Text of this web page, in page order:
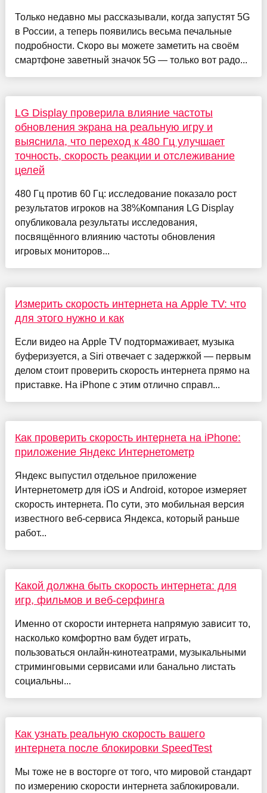
Только недавно мы рассказывали, когда запустят 5G
в России, а теперь появились весьма печальные
подробности. Скоро вы можете заметить на своём
смартфоне заветный значок 5G — только вот радо...
LG Display проверила влияние частоты
обновления экрана на реальную игру и
выяснила, что переход к 480 Гц улучшает
точность, скорость реакции и отслеживание
целей
480 Гц против 60 Гц: исследование показало рост
результатов игроков на 38%Компания LG Display
опубликовала результаты исследования,
посвящённого влиянию частоты обновления
игровых мониторов...
Измерить скорость интернета на Apple TV: что
для этого нужно и как
Если видео на Apple TV подтормаживает, музыка
буферизуется, а Siri отвечает с задержкой — первым
делом стоит проверить скорость интернета прямо на
приставке. На iPhone с этим отлично справл...
Как проверить скорость интернета на iPhone:
приложение Яндекс Интернетометр
Яндекс выпустил отдельное приложение
Интернетометр для iOS и Android, которое измеряет
скорость интернета. По сути, это мобильная версия
известного веб-сервиса Яндекса, который раньше
работ...
Какой должна быть скорость интернета: для
игр, фильмов и веб-серфинга
Именно от скорости интернета напрямую зависит то,
насколько комфортно вам будет играть,
пользоваться онлайн-кинотеатрами, музыкальными
стриминговыми сервисами или банально листать
социальны...
Как узнать реальную скорость вашего
интернета после блокировки SpeedTest
Мы тоже не в восторге от того, что мировой стандарт
по измерению скорости интернета заблокировали.